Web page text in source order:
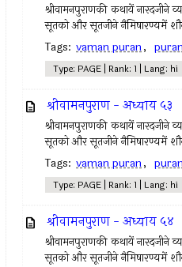
श्रीवामनपुराणकी कथायें नारदजीने
सूतको और सूतजीने नैमिषारण्यमें
Tags: vaman puran,
Type: PAGE | Rank: 1 | Lang: hi
श्रीवामनपुराण - अध्याय ५३
श्रीवामनपुराणकी कथायें नारदजीने
सूतको और सूतजीने नैमिषारण्यमें
Tags: vaman puran,
Type: PAGE | Rank: 1 | Lang: hi
श्रीवामनपुराण - अध्याय ५४
श्रीवामनपुराणकी कथायें नारदजीने
सूतको और सूतजीने नैमिषारण्यमें